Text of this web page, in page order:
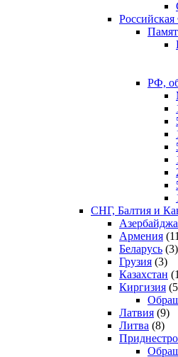
РФ,
СНГ, Балтия и
Армения
Беларусь (3)
Грузия (3)
Казахстан
Киргизия
Латвия (9)
Литва (8)